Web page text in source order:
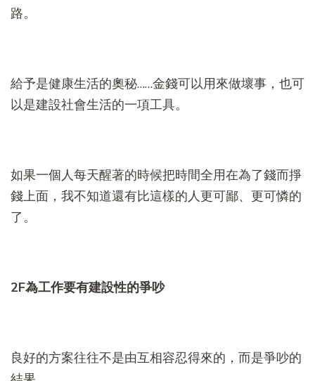
路。
給予是健康生活的奧秘……金錢可以用來做壞事，也可
以是建設社會生活的一項工具。
如果一個人每天醒著的時候把時間全用在為了錢而掙
錢上面，我不知道還有比這樣的人更可鄙、更可憐的
了。
2F為工作要有建設性的爭吵
良好的方案往往不是由互相容忍得來的，而是爭吵的